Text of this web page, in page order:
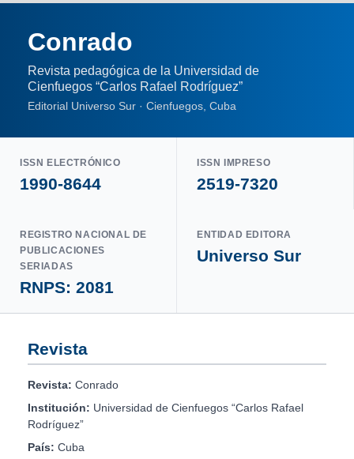
Conrado
Revista pedagógica de la Universidad de
Cienfuegos “Carlos Rafael Rodríguez”
Editorial Universo Sur · Cienfuegos, Cuba
ISSN ELECTRÓNICO
1990-8644
ISSN IMPRESO
2519-7320
REGISTRO NACIONAL DE
PUBLICACIONES
SERIADAS
RNPS: 2081
ENTIDAD EDITORA
Universo Sur
Revista
Revista: Conrado
Institución: Universidad de Cienfuegos “Carlos Rafael
Rodríguez”
País: Cuba